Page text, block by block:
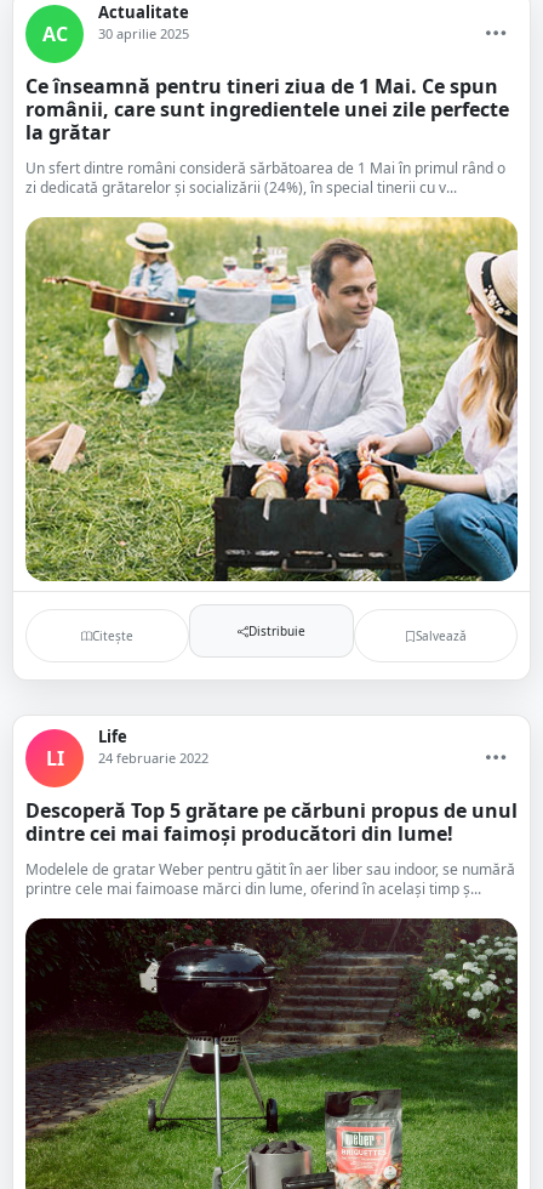
AC
Actualitate
30 aprilie 2025
Ce înseamnă pentru tineri ziua de 1 Mai. Ce spun
românii, care sunt ingredientele unei zile perfecte
la grătar
Un sfert dintre români consideră sărbătoarea de 1 Mai în primul rând o
zi dedicată grătarelor și socializării (24%), în special tinerii cu v...
Citește Distribuie Salvează
LI
Life
24 februarie 2022
Descoperă Top 5 grătare pe cărbuni propus de unul
dintre cei mai faimoși producători din lume!
Modelele de gratar Weber pentru gătit în aer liber sau indoor, se numără
printre cele mai faimoase mărci din lume, oferind în același timp ș...